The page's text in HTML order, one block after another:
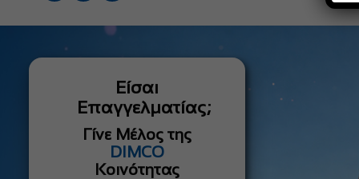
Είσαι
Επαγγελματίας;
Γίνε Μέλος της
DIMCO
Κοινότητας